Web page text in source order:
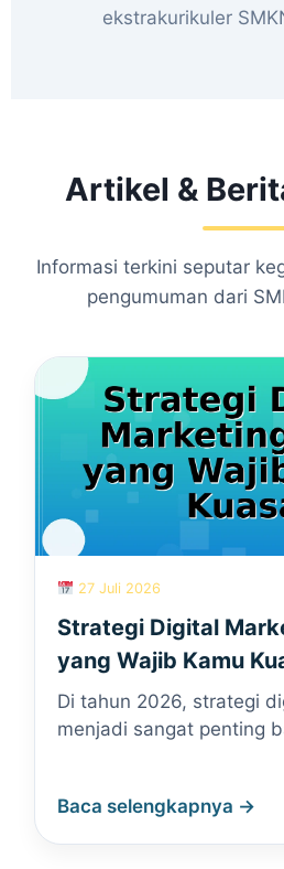
ekstrakurikuler
Artikel &
Informasi terkini seputar
pengumuman dari
27 Juli 2026
Strategi Digital
yang Wajib Kamu
Di tahun 2026, strategi
menjadi sangat penting
Baca selengkapnya →